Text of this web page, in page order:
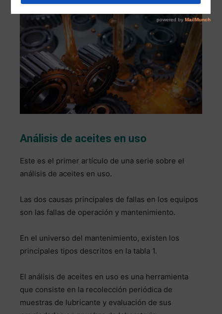
Análisis de aceites en uso
Este es el primer artículo de una serie sobre el
análisis de aceites en uso.
Las dos causas principales de fallas en los equipos
son las fallas de operación y mantenimiento.
En el universo del mantenimiento, existen los
principales tipos descritos en la tabla 1.
El análisis de aceites en uso es una herramienta
que consiste en la recolección periódica de
muestras de lubricante y evaluación de sus